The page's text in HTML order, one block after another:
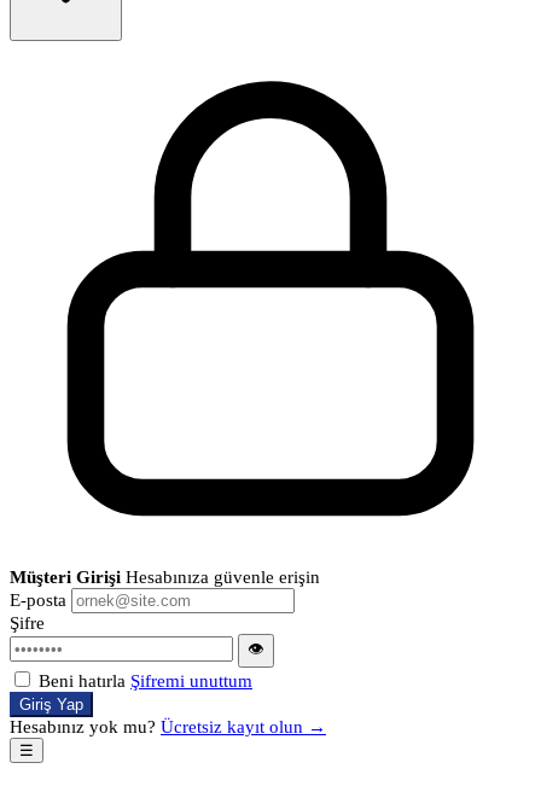
Müşteri Girişi Hesabınıza güvenle erişin
E-posta
Şifre
👁
Beni hatırla Şifremi unuttum
Giriş Yap
Hesabınız yok mu? Ücretsiz kayıt olun →
☰